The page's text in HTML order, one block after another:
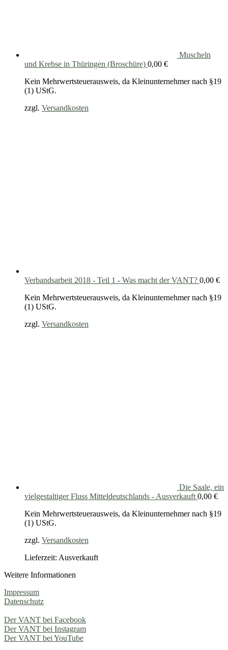
Muscheln
und Krebse in Thüringen (Broschüre) 0,00 €
Kein Mehrwertsteuerausweis, da Kleinunternehmer nach §19
(1) UStG.
zzgl. Versandkosten
Verbandsarbeit 2018 - Teil 1 - Was macht der VANT? 0,00 €
Kein Mehrwertsteuerausweis, da Kleinunternehmer nach §19
(1) UStG.
zzgl. Versandkosten
Die Saale, ein
vielgestaltiger Fluss Mitteldeutschlands - Ausverkauft 0,00 €
Kein Mehrwertsteuerausweis, da Kleinunternehmer nach §19
(1) UStG.
zzgl. Versandkosten
Lieferzeit: Ausverkauft
Weitere Informationen
Impressum
Datenschutz
Der VANT bei Facebook
Der VANT bei Instagram
Der VANT bei YouTube